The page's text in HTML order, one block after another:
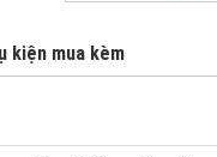
kiện mua kèm